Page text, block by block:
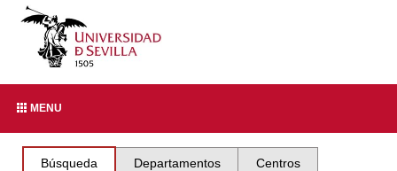
MENU
Búsqueda Departamentos Centros